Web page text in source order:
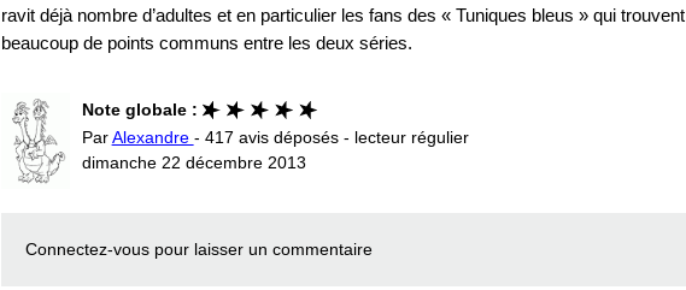
ravit déjà nombre d’adultes et en particulier les fans des « Tuniques bleus » qui trouvent
beaucoup de points communs entre les deux séries.
Note globale :
ParAlexandre - 417 avis déposés - lecteur régulier
dimanche 22 décembre 2013
Connectez-vous pour laisser un commentaire